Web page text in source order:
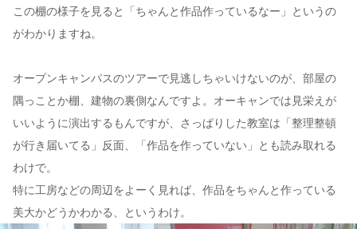
この棚の様子を見ると「ちゃんと作品作っているなー」というの
がわかりますね。
オープンキャンパスのツアーで見逃しちゃいけないのが、部屋の
隅っことか棚、建物の裏側なんですよ。オーキャンでは見栄えが
いいように演出するもんですが、さっぱりした教室は「整理整頓
が行き届いてる」反面、「作品を作っていない」とも読み取れる
わけで。
特に工房などの周辺をよーく見れば、作品をちゃんと作っている
美大かどうかわかる、というわけ。